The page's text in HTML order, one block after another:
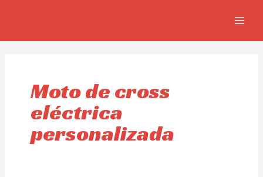
Moto de cross
eléctrica
personalizada